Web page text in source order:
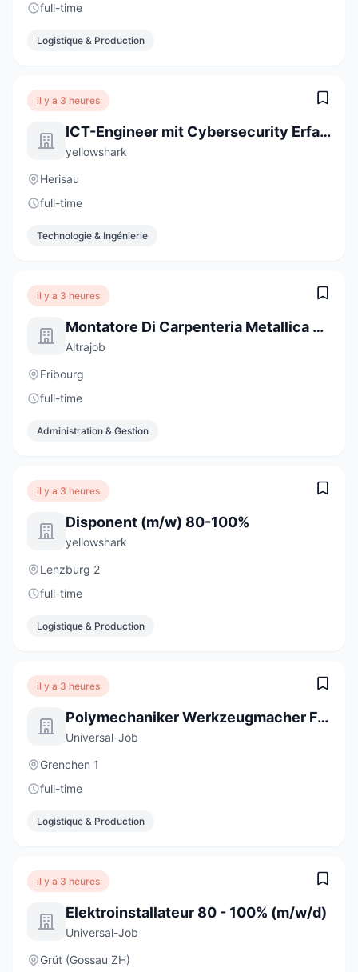
full-time
Logistique & Production
il y a 3 heures
ICT-Engineer mit Cybersecurity Erfahrung (m/w/d) 80-100%
yellowshark
Herisau
full-time
Technologie & Ingénierie
il y a 3 heures
Montatore Di Carpenteria Metallica E Tecnico In Formazione
Altrajob
Fribourg
full-time
Administration & Gestion
il y a 3 heures
Disponent (m/w) 80-100%
yellowshark
Lenzburg 2
full-time
Logistique & Production
il y a 3 heures
Polymechaniker Werkzeugmacher Formenbau 100% (m/w/d)
Universal-Job
Grenchen 1
full-time
Logistique & Production
il y a 3 heures
Elektroinstallateur 80 - 100% (m/w/d)
Universal-Job
Grüt (Gossau ZH)